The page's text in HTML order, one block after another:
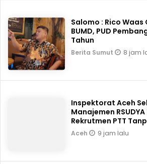
Salomo : Rico
BUMD, PUD
Tahun
Berita Sumut 8 jam
Inspektorat Aceh
Manajemen
Rekrutmen PTT
Aceh 9 jam lalu